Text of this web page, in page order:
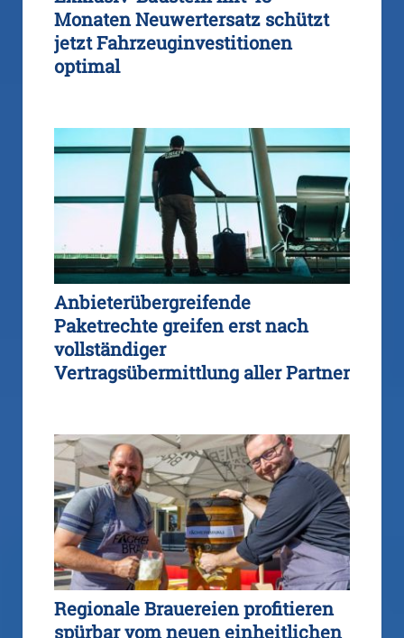
Monaten Neuwertersatz schützt
jetzt Fahrzeuginvestitionen
optimal
Anbieterübergreifende
Paketrechte greifen erst nach
vollständiger
Vertragsübermittlung aller Partner
Regionale Brauereien profitieren
spürbar vom neuen einheitlichen